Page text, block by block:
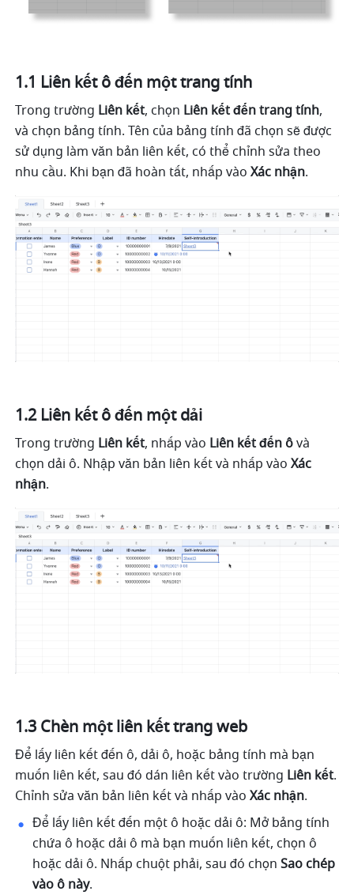
1.1 Liên kết ô đến một trang tính
Trong trường Liên kết, chọn Liên kết đến trang tính,
và chọn bảng tính. Tên của bảng tính đã chọn sẽ được
sử dụng làm văn bản liên kết, có thể chỉnh sửa theo
nhu cầu. Khi bạn đã hoàn tất, nhấp vào Xác nhận.
1.2 Liên kết ô đến một dải
Trong trường Liên kết, nhấp vào Liên kết đến ô và
chọn dải ô. Nhập văn bản liên kết và nhấp vào Xác
nhận.
1.3 Chèn một liên kết trang web
Để lấy liên kết đến ô, dải ô, hoặc bảng tính mà bạn
muốn liên kết, sau đó dán liên kết vào trường Liên kết.
Chỉnh sửa văn bản liên kết và nhấp vào Xác nhận.
Để lấy liên kết đến một ô hoặc dải ô: Mở bảng tính
chứa ô hoặc dải ô mà bạn muốn liên kết, chọn ô
hoặc dải ô. Nhấp chuột phải, sau đó chọn Sao chép
vào ô này.